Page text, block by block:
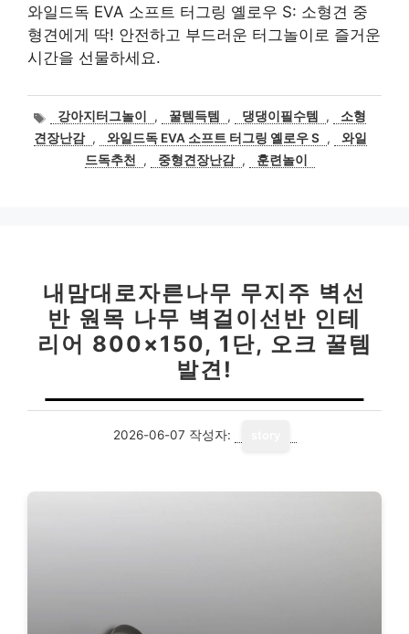
와일드독 EVA 소프트 터그링 옐로우 S: 소형견 중
형견에게 딱! 안전하고 부드러운 터그놀이로 즐거운
시간을 선물하세요.
태
그
강아지터그놀이 , 꿀템득템 , 댕댕이필수템 ,
소형
견장난감 , 와일드독 EVA 소프트 터그링 옐로우 S ,
와일
드독추천
, 중형견장난감 , 훈련놀이
내맘대로자른나무 무지주 벽선
반 원목 나무 벽걸이선반 인테
리어 800×150, 1단, 오크 꿀템
발견!
2026-06-07 작성자: